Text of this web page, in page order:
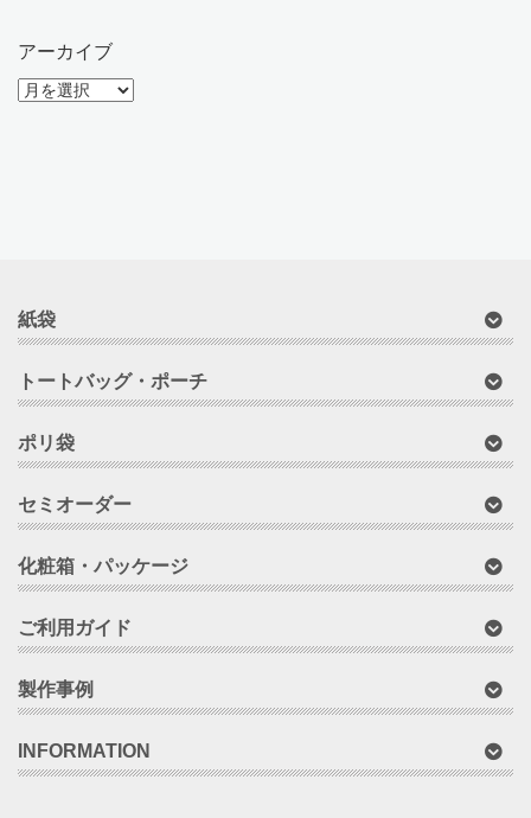
アーカイブ
ア
紙袋
トートバッグ・ポーチ
ポリ袋
セミオーダー
化粧箱・パッケージ
ご利用ガイド
製作事例
INFORMATION